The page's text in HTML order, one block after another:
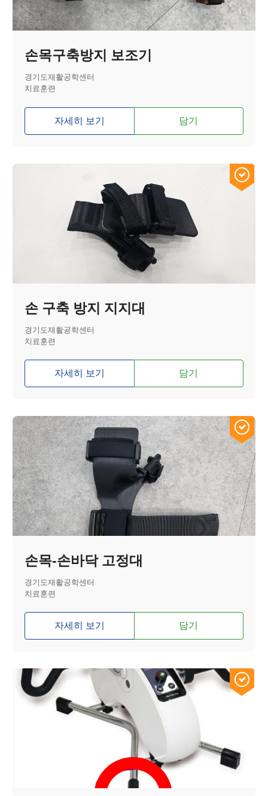
손목구축방지 보조기
경기도재활공학센터
치료훈련
자세히 보기 담기
손 구축 방지 지지대
경기도재활공학센터
치료훈련
자세히 보기 담기
손목-손바닥 고정대
경기도재활공학센터
치료훈련
자세히 보기 담기